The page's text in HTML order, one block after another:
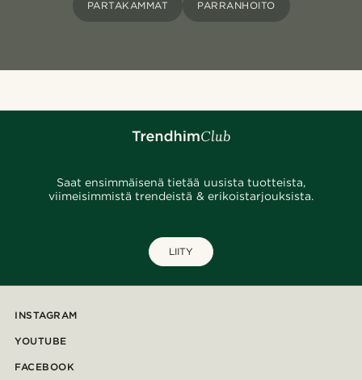
PARTAKAMMAT PARRANHOITO
Saat ensimmäisenä tietää uusista tuotteista,
viimeisimmistä trendeistä & erikoistarjouksista.
LIITY
INSTAGRAM
YOUTUBE
FACEBOOK